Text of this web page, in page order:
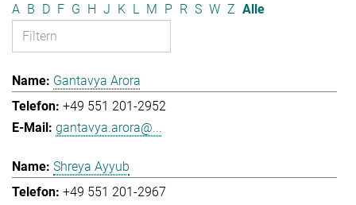
A B D F G H J K L M P R S W Z Alle
Gantavya Arora
+49 551 201-2952
gantavya.arora@...
Shreya Ayyub
+49 551 201-2967